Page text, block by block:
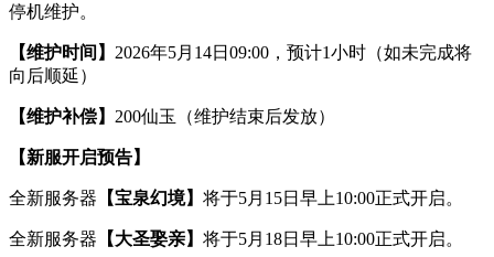
停机维护。
【维护时间】 2026年5月14日09:00，预计1小时（如未完成将
向后顺延）
【维护补偿】 200仙玉（维护结束后发放）
【新服开启预告】
全新服务器 【宝泉幻境】 将于5月15日早上10:00正式开启。
全新服务器 【大圣娶亲】 将于5月18日早上10:00正式开启。